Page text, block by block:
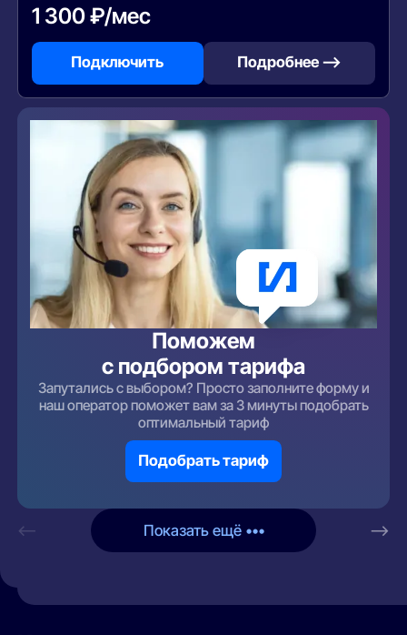
1 300 ₽/мес
Подключить Подробнее —>
Поможем
с подбором тарифа
Запутались с выбором? Просто заполните форму и
наш оператор поможет вам за 3 минуты подобрать
оптимальный тариф
Подобрать тариф
<— Показать ещё ••• —>